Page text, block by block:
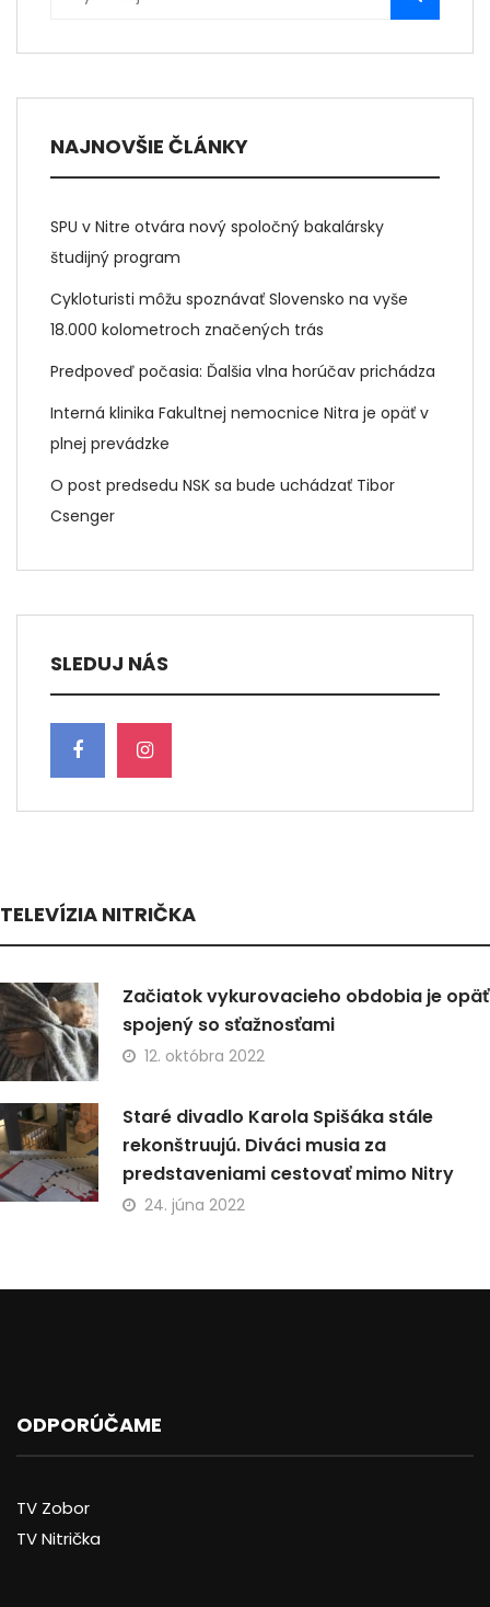
NAJNOVŠIE ČLÁNKY
SPU v Nitre otvára nový spoločný bakalársky
študijný program
Cykloturisti môžu spoznávať Slovensko na vyše
18.000 kolometroch značených trás
Predpoveď počasia: Ďalšia vlna horúčav prichádza
Interná klinika Fakultnej nemocnice Nitra je opäť v
plnej prevádzke
O post predsedu NSK sa bude uchádzať Tibor
Csenger
SLEDUJ NÁS
TELEVÍZIA NITRIČKA
Začiatok vykurovacieho obdobia je opäť
spojený so sťažnosťami
12. októbra 2022
Staré divadlo Karola Spišáka stále
rekonštruujú. Diváci musia za
predstaveniami cestovať mimo Nitry
24. júna 2022
ODPORÚČAME
TV Zobor
TV Nitrička